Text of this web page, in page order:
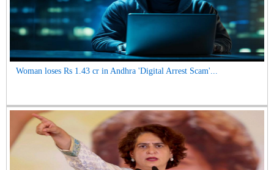
Woman loses Rs 1.43 cr in Andhra 'Digital Arrest Scam'...